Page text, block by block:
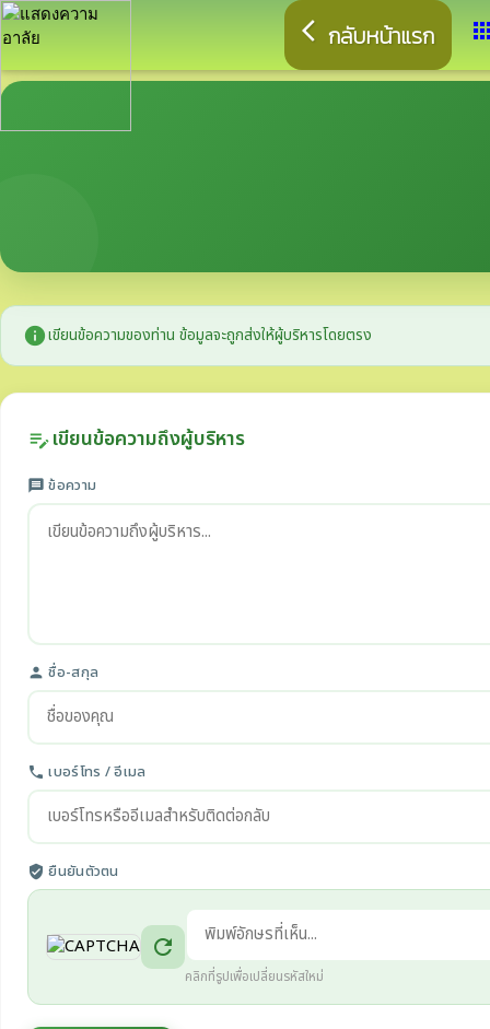
arrow_back_ios กลับหน้าแรก
infoเขียนข้อความของท่าน ข้อมูลจะถูกส่งให้ผู้บริหารโดยตรง
edit_noteเขียนข้อความถึงผู้บริหาร
message ข้อความ
person ชื่อ-สกุล
phone เบอร์โทร / อีเมล
verified_user ยืนยันตัวตน
refresh
คลิกที่รูปเพื่อเปลี่ยนรหัสใหม่